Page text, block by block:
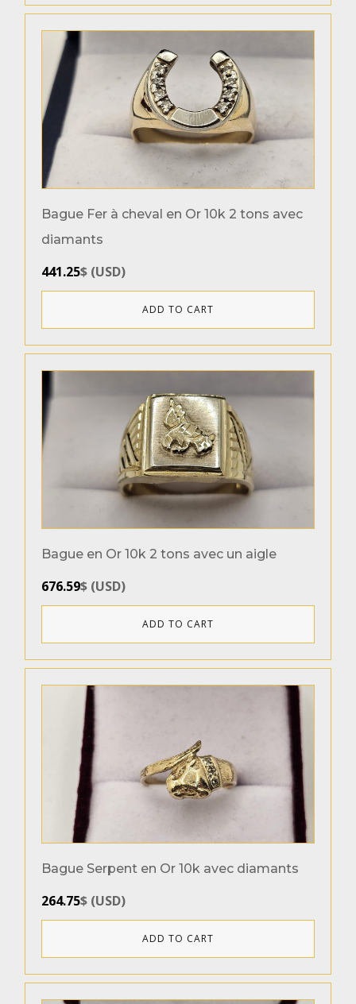
Bague Fer à cheval en Or 10k 2 tons avec
diamants
441.25$ (USD)
ADD TO CART
Bague en Or 10k 2 tons avec un aigle
676.59$ (USD)
ADD TO CART
Bague Serpent en Or 10k avec diamants
264.75$ (USD)
ADD TO CART